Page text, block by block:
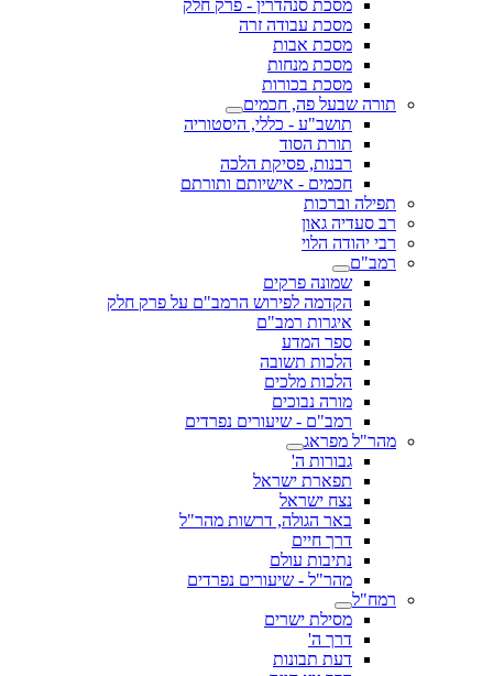
מסכת סנהדרין - פרק חלק
מסכת עבודה זרה
מסכת אבות
מסכת מנחות
מסכת בכורות
תורה שבעל פה, חכמים
תושב"ע - כללי, היסטוריה
תורת הסוד
רבנות, פסיקת הלכה
חכמים - אישיותם ותורתם
תפילה וברכות
רב סעדיה גאון
רבי יהודה הלוי
רמב"ם
שמונה פרקים
הקדמה לפירוש הרמב"ם על פרק חלק
איגרות רמב"ם
ספר המדע
הלכות תשובה
הלכות מלכים
מורה נבוכים
רמב"ם - שיעורים נפרדים
מהר"ל מפראג
גבורות ה'
תפארת ישראל
נצח ישראל
באר הגולה, דרשות מהר"ל
דרך חיים
נתיבות עולם
מהר"ל - שיעורים נפרדים
רמח"ל
מסילת ישרים
דרך ה'
דעת תבונות